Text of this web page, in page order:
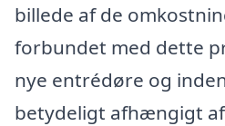
billede af de
forbundet med dette
nye entrédøre og
betydeligt afhængigt